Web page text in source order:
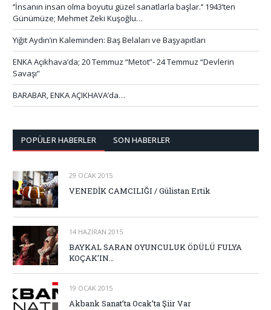
‘’İnsanın insan olma boyutu güzel sanatlarla başlar.’’ 1943’ten
Günümüze; Mehmet Zeki Kuşoğlu…
Yiğit Aydın’ın Kaleminden: Baş Belaları ve Başyapıtları
ENKA Açıkhava’da; 20 Temmuz “Metot”- 24 Temmuz “Devlerin
Savaşı”
BARABAR, ENKA AÇIKHAVA’da…
POPÜLER HABERLER SON HABERLER
29 OCAK 2015
VENEDİK CAMCILIĞI / Gülistan Ertik
14 HAZIRAN 2015
BAYKAL SARAN OYUNCULUK ÖDÜLÜ FULYA
KOÇAK’IN…
19 OCAK 2015
Akbank Sanat’ta Ocak’ta Şiir Var